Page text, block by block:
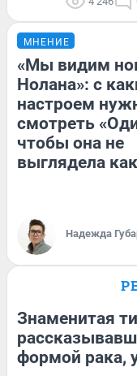
МНЕНИЕ
«Мы видим
Нолана»: с
настроем
смотреть
чтобы она не
выглядела
Надежда
Знаменитая
формой рака,